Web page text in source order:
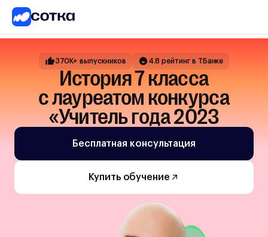
направления
О
классы
370К+ выпускников 4.8 рейтинг в ТБанке
история 7 класса
с лауреатом конкурса
«Учитель года 2023
Бесплатная консультация
Купить обучение